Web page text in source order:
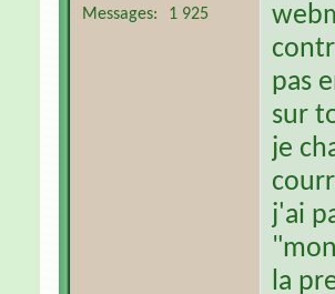
Messages
1 925
pas
sur
je
j'ai
la